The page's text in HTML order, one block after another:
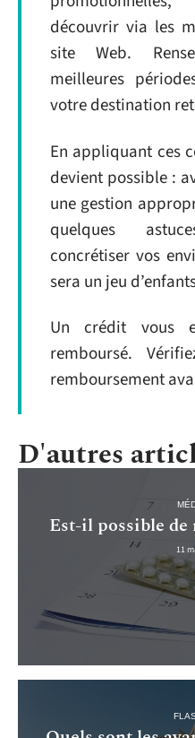
découvrir via les
site Web.
meilleures
votre destination
En appliquant ces
devient possible :
une gestion
quelques
concrétiser vos
sera un jeu
Un crédit vous
remboursé.
remboursement
D'autres
Est-il possible de
11